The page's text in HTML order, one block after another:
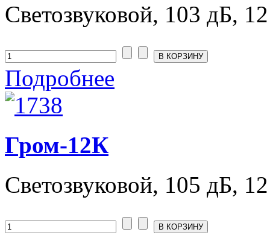
Светозвуковой, 103 дБ,
Подробнее
Гром-12К
Светозвуковой, 105 дБ,